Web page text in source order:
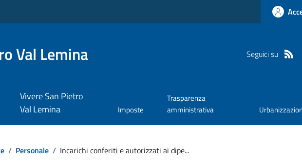
Val Lemina Seguici su
Vivere San Pietro
Val Lemina
Imposte
Trasparenza
amministrativa
/ Personale / Incarichi conferiti e autorizzati ai dipe...